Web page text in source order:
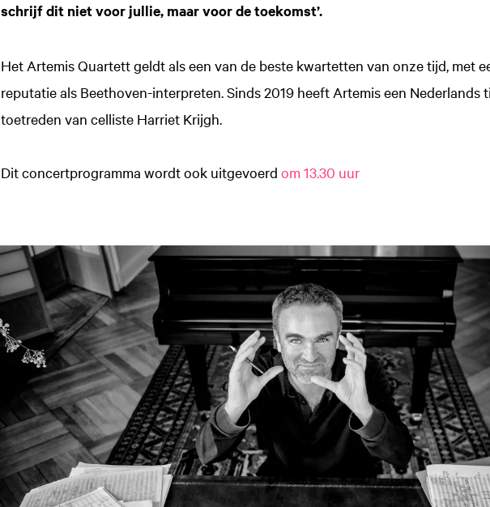
schrijf dit niet voor jullie, maar voor de toekomst’.
Het Artemis Quartett geldt als een van de beste kwartetten van onze tijd, met
reputatie als Beethoven-interpreten. Sinds 2019 heeft Artemis een Nederlands
toetreden van celliste Harriet Krijgh.
Dit concertprogramma wordt ook uitgevoerd om 13.30 uur